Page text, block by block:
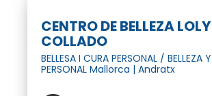
CENTRO DE BELLEZA LOLY
COLLADO
BELLESA I CURA PERSONAL / BELLEZA
PERSONAL Mallorca | Andratx